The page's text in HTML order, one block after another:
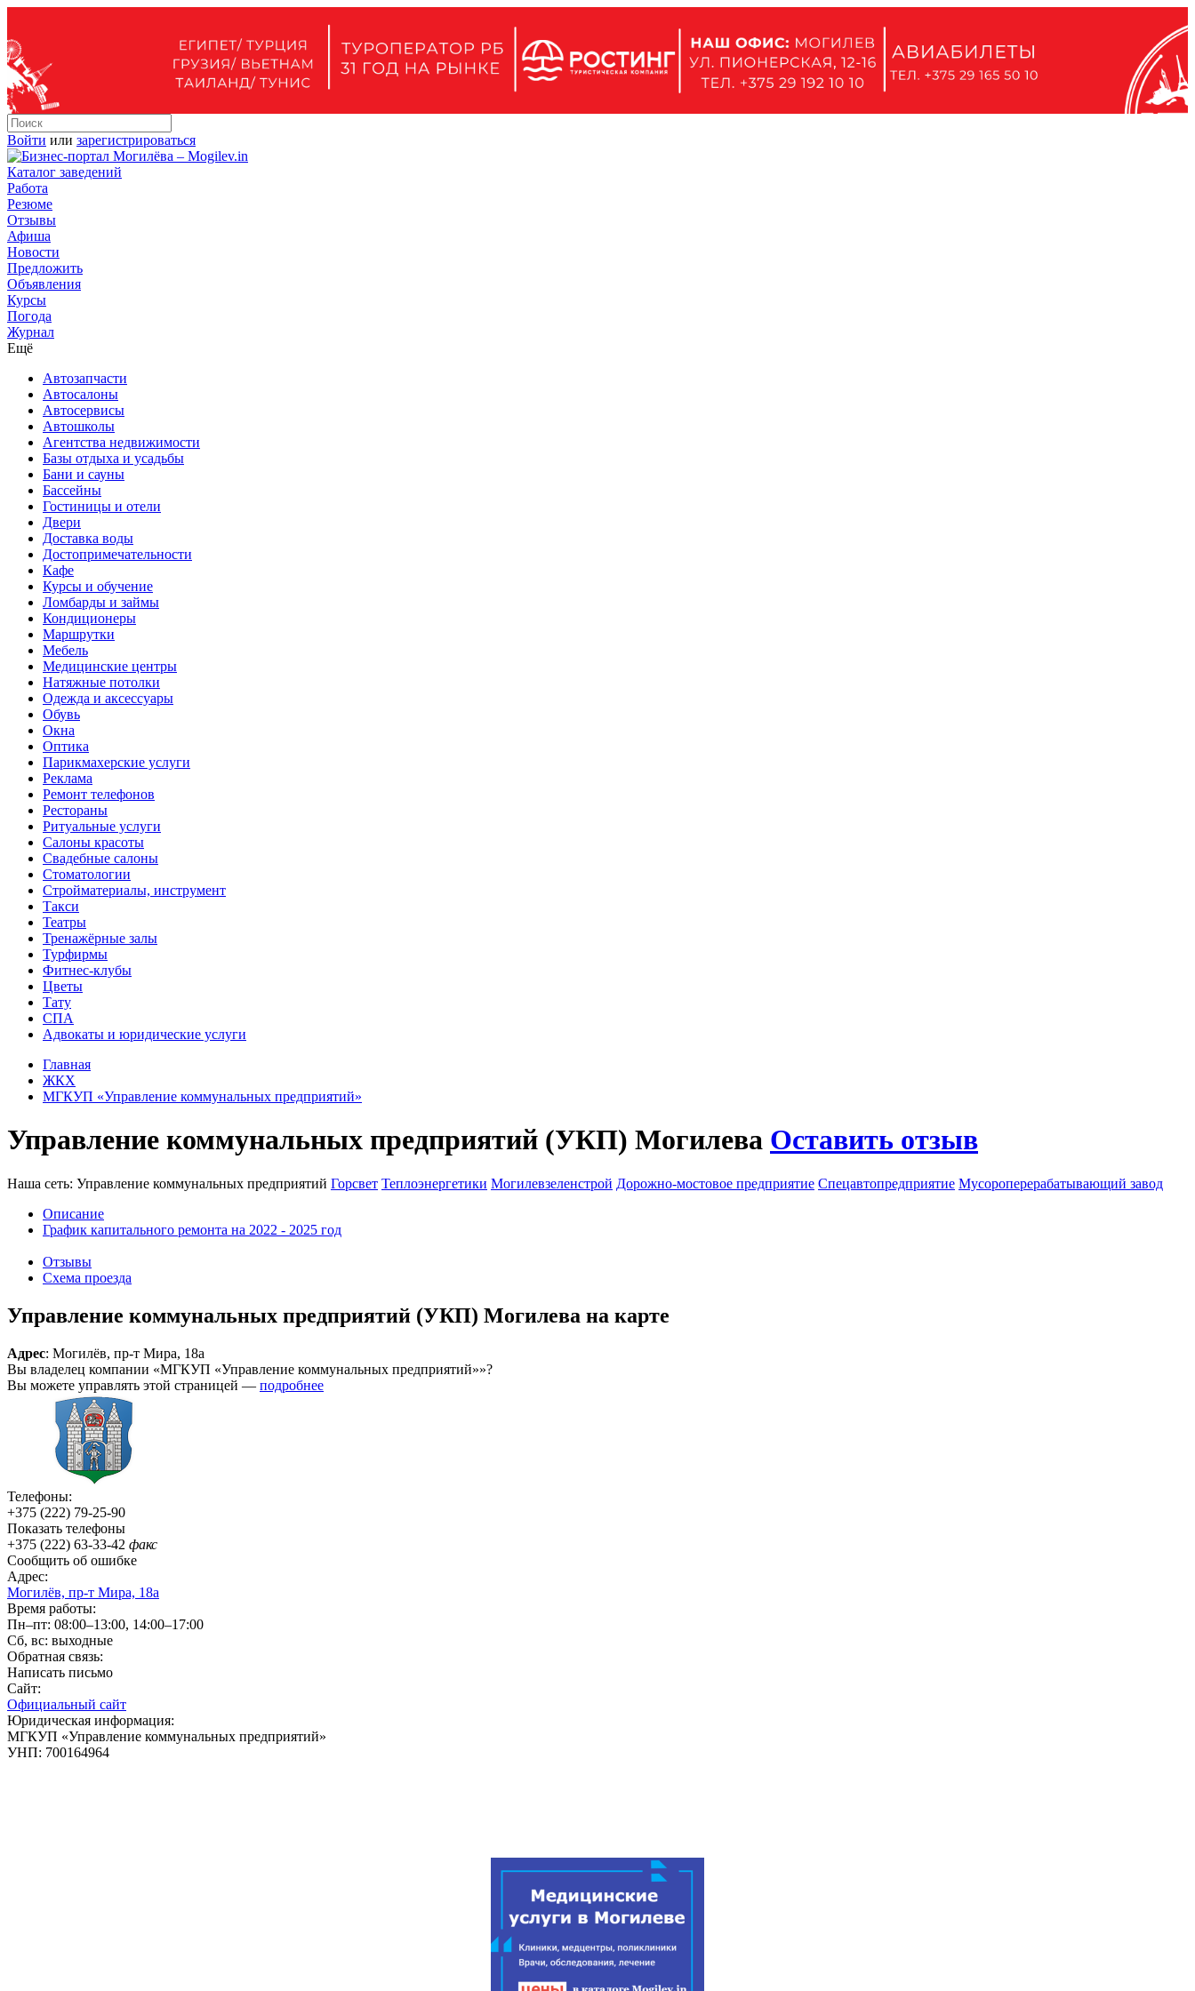
Войти или зарегистрироваться
Каталог заведений
Работа
Резюме
Отзывы
Афиша
Новости
Предложить
Объявления
Курсы
Погода
Журнал
Ещё
Автозапчасти
Автосалоны
Автосервисы
Автошколы
Агентства недвижимости
Базы отдыха и усадьбы
Бани и сауны
Бассейны
Гостиницы и отели
Двери
Доставка воды
Достопримечательности
Кафе
Курсы и обучение
Ломбарды и займы
Кондиционеры
Маршрутки
Мебель
Медицинские центры
Натяжные потолки
Одежда и аксессуары
Обувь
Окна
Оптика
Парикмахерские услуги
Реклама
Ремонт телефонов
Рестораны
Ритуальные услуги
Салоны красоты
Свадебные салоны
Стоматологии
Стройматериалы, инструмент
Такси
Театры
Тренажёрные залы
Турфирмы
Фитнес-клубы
Цветы
Тату
СПА
Адвокаты и юридические услуги
Главная
ЖКХ
МГКУП «Управление коммунальных предприятий»
Управление коммунальных предприятий (УКП) Могилева Оставить отзыв
Наша сеть: Управление коммунальных предприятий Горсвет Теплоэнергетики Могилевзеленстрой Дорожно-мостовое предприятие Спецавтопредприятие Мусороперерабатывающий завод
Описание
График капитального ремонта на 2022 - 2025 год
Отзывы
Схема проезда
Управление коммунальных предприятий (УКП) Могилева на карте
Адрес: Могилёв, пр-т Мира, 18а
Вы владелец компании «МГКУП «Управление коммунальных предприятий»»?
Вы можете управлять этой страницей — подробнее
Телефоны:
+375 (222) 79-25-90
Показать телефоны
+375 (222) 63-33-42 факс
Сообщить об ошибке
Адрес:
Могилёв, пр-т Мира, 18а
Время работы:
Пн–пт: 08:00–13:00, 14:00–17:00
Сб, вс: выходные
Обратная связь:
Написать письмо
Сайт:
Официальный сайт
Юридическая информация:
МГКУП «Управление коммунальных предприятий»
УНП: 700164964